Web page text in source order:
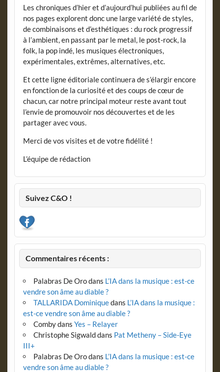
Les chroniques d’hier et d’aujourd’hui publiées au fil de
nos pages explorent donc une large variété de styles,
de combinaisons et d’esthétiques : du rock progressif
à l’ambient, en passant par le metal, le post-rock, la
folk, la pop indé, les musiques électroniques,
expérimentales, extrêmes, alternatives, etc.
Et cette ligne éditoriale continuera de s’élargir encore
en fonction de la curiosité et des coups de cœur de
chacun, car notre principal moteur reste avant tout
l’envie de promouvoir nos découvertes et de les
partager avec vous.
Merci de vos visites et de votre fidélité !
L’équipe de rédaction
Suivez C&O !
Commentaires récents :
Palabras De Orodans L’IA dans la musique : est-ce
vendre son âme au diable ?
TALLARIDA Dominiquedans L’IA dans la musique :
est-ce vendre son âme au diable ?
Combydans Yes – Relayer
Christophe Sigwalddans Pat Metheny – Side-Eye
III+
Palabras De Orodans L’IA dans la musique : est-ce
vendre son âme au diable ?